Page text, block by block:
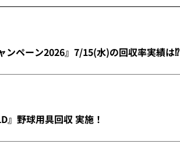
ンペーン2026』7/15(水)の回収率実績は⁉
』野球用具回収 実施！